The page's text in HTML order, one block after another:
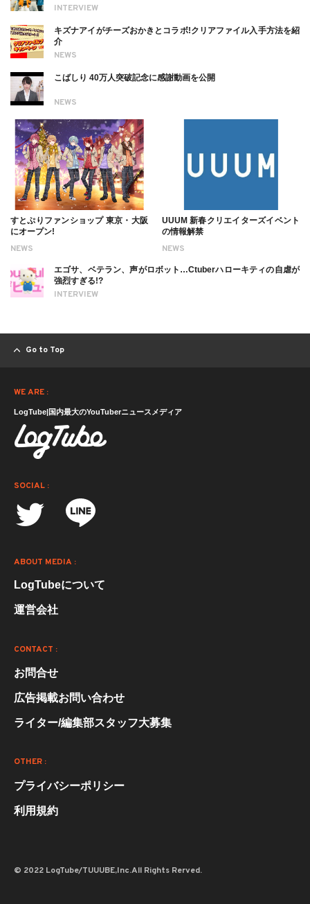
INTERVIEW
NEWS
キズナアイがチーズおかきとコラボ!クリアファイル入手方法を紹
介
NEWS
こばしり 40万人突破記念に感謝動画を公開
NEWS
すとぷりファンショップ 東京・大阪
にオープン!
NEWS
UUUM 新春クリエイターズイベント
の情報解禁
INTERVIEW
エゴサ、ベテラン、声がロボット…Ctuberハローキティの自虐が
強烈すぎる!?
Go to Top
WE ARE :
LogTube|国内最大のYouTuberニュースメディア
SOCIAL :
ABOUT MEDIA :
LogTubeについて
運営会社
CONTACT :
お問合せ
広告掲載お問い合わせ
ライター/編集部スタッフ大募集
OTHER :
プライバシーポリシー
利用規約
© 2022 LogTube/TUUUBE,Inc.All Rights Rerved.